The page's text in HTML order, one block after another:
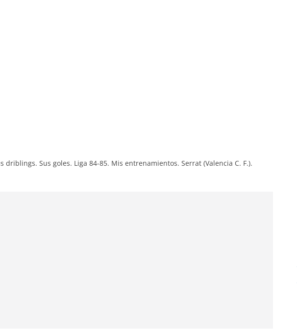
driblings. Sus goles. Liga 84-85. Mis entrenamientos. Serrat (Valencia C. F.).